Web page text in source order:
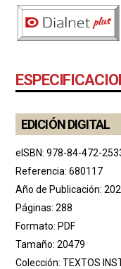
Compartir
EDICIÓN DIGITAL
eISBN: 978-84-472-
Referencia: 680117
Año de Publicación:
Páginas: 288
Formato: PDF
Tamaño: 20479
Colección: TEXTOS